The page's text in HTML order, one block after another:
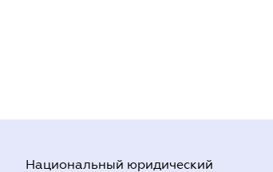
Национальный юридический